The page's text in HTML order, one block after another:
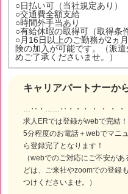
キャリアパートナーか
…‥・……‥・・・ ・ ・ ・
求人ERでは登録がwebで完結
5分程度のお電話＋webでマニ
ら登録完了となります！
（webでのご対応にご不安が
どは、ご来社やzoomでの登録
つけくださいませ。）
○日払い可（当社規定あり）
○交通費全額支給
○時間外手当あり
○有給休暇の取得可（取得条
○月16日以上のご勤務が2ヵ
険の加入が可能です。（派
めご了承くださいませ。）